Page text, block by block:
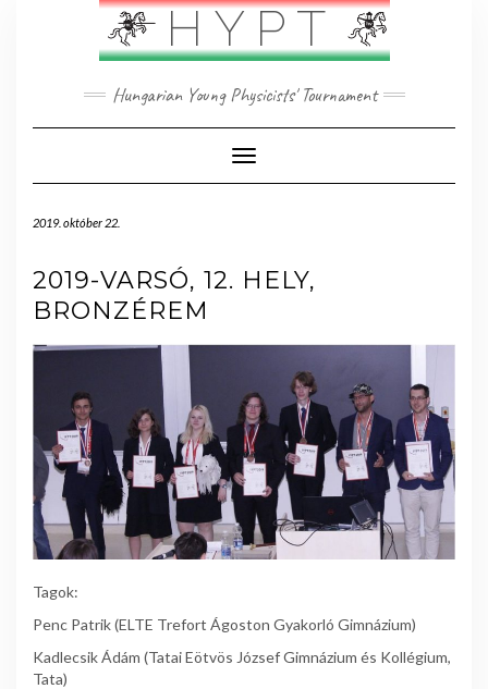
HYPT
Hungarian Young Physicists' Tournament
Toggle Navigation
2019. október 22.
2019-VARSÓ, 12. HELY,
BRONZÉREM
Tagok:
Penc Patrik (ELTE Trefort Ágoston Gyakorló Gimnázium)
Kadlecsik Ádám (Tatai Eötvös József Gimnázium és Kollégium,
Tata)